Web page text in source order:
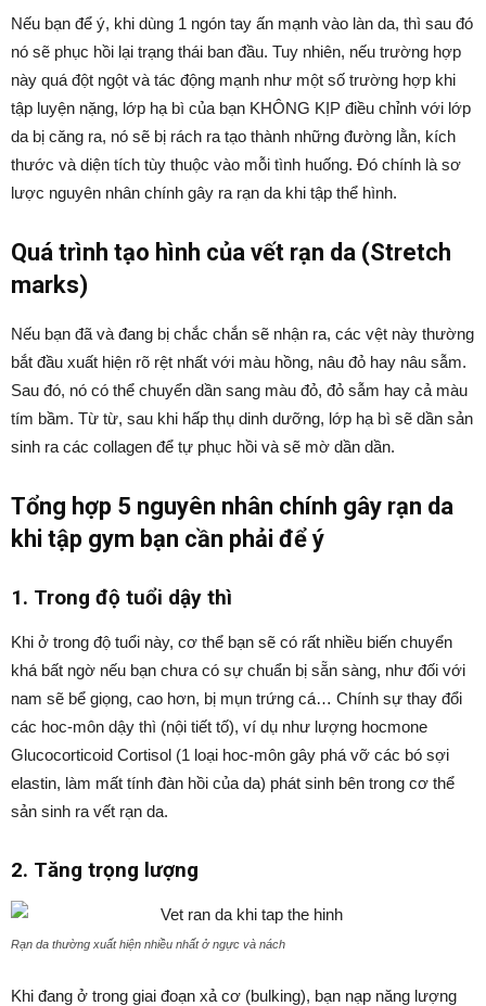
Nếu bạn để ý, khi dùng 1 ngón tay ấn mạnh vào làn da, thì sau đó
nó sẽ phục hồi lại trạng thái ban đầu. Tuy nhiên, nếu trường hợp
này quá đột ngột và tác động mạnh như một số trường hợp khi
tập luyện nặng, lớp hạ bì của bạn KHÔNG KỊP điều chỉnh với lớp
da bị căng ra, nó sẽ bị rách ra tạo thành những đường lằn, kích
thước và diện tích tùy thuộc vào mỗi tình huống. Đó chính là sơ
lược nguyên nhân chính gây ra rạn da khi tập thể hình.
Quá trình tạo hình của vết rạn da (Stretch
marks)
Nếu bạn đã và đang bị chắc chắn sẽ nhận ra, các vệt này thường
bắt đầu xuất hiện rõ rệt nhất với màu hồng, nâu đỏ hay nâu sẫm.
Sau đó, nó có thể chuyển dần sang màu đỏ, đỏ sẫm hay cả màu
tím bầm. Từ từ, sau khi hấp thụ dinh dưỡng, lớp hạ bì sẽ dần sản
sinh ra các collagen để tự phục hồi và sẽ mờ dần dần.
Tổng hợp 5 nguyên nhân chính gây rạn da
khi tập gym bạn cần phải để ý
1. Trong độ tuổi dậy thì
Khi ở trong độ tuổi này, cơ thể bạn sẽ có rất nhiều biến chuyển
khá bất ngờ nếu bạn chưa có sự chuẩn bị sẵn sàng, như đối với
nam sẽ bể giọng, cao hơn, bị mụn trứng cá… Chính sự thay đổi
các hoc-môn dậy thì (nội tiết tố), ví dụ như lượng hocmone
Glucocorticoid Cortisol (1 loại hoc-môn gây phá vỡ các bó sợi
elastin, làm mất tính đàn hồi của da) phát sinh bên trong cơ thể
sản sinh ra vết rạn da.
2. Tăng trọng lượng
Rạn da thường xuất hiện nhiều nhất ở ngực và nách
Khi đang ở trong giai đoạn xả cơ (bulking), bạn nạp năng lượng